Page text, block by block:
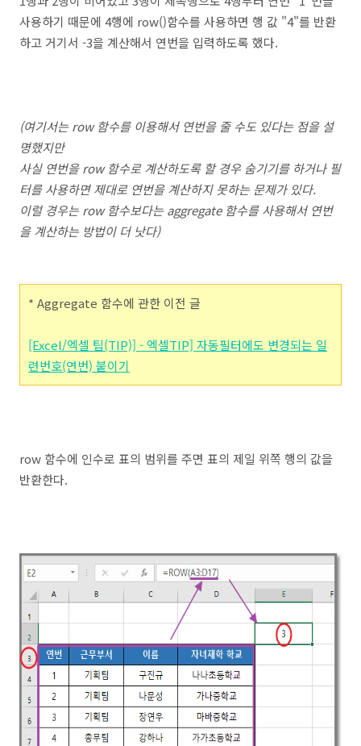
사용하기 때문에 4행에 row()함수를 사용하면 행 값 "4"를 반환
하고 거기서 -3을 계산해서 연번을 입력하도록 했다.
(여기서는 row 함수를 이용해서 연번을 줄 수도 있다는 점을 설
명했지만
사실 연번을 row 함수로 계산하도록 할 경우 숨기기를 하거나 필
터를 사용하면 제대로 연번을 계산하지 못하는 문제가 있다.
이럴 경우는 row 함수보다는 aggregate 함수를 사용해서 연번
을 계산하는 방법이 더 낫다)
* Aggregate 함수에 관한 이전 글
[Excel/엑셀 팁(TIP)] - 엑셀TIP] 자동필터에도 변경되는 일
련번호(연번) 붙이기
row 함수에 인수로 표의 범위를 주면 표의 제일 위쪽 행의 값을
반환한다.